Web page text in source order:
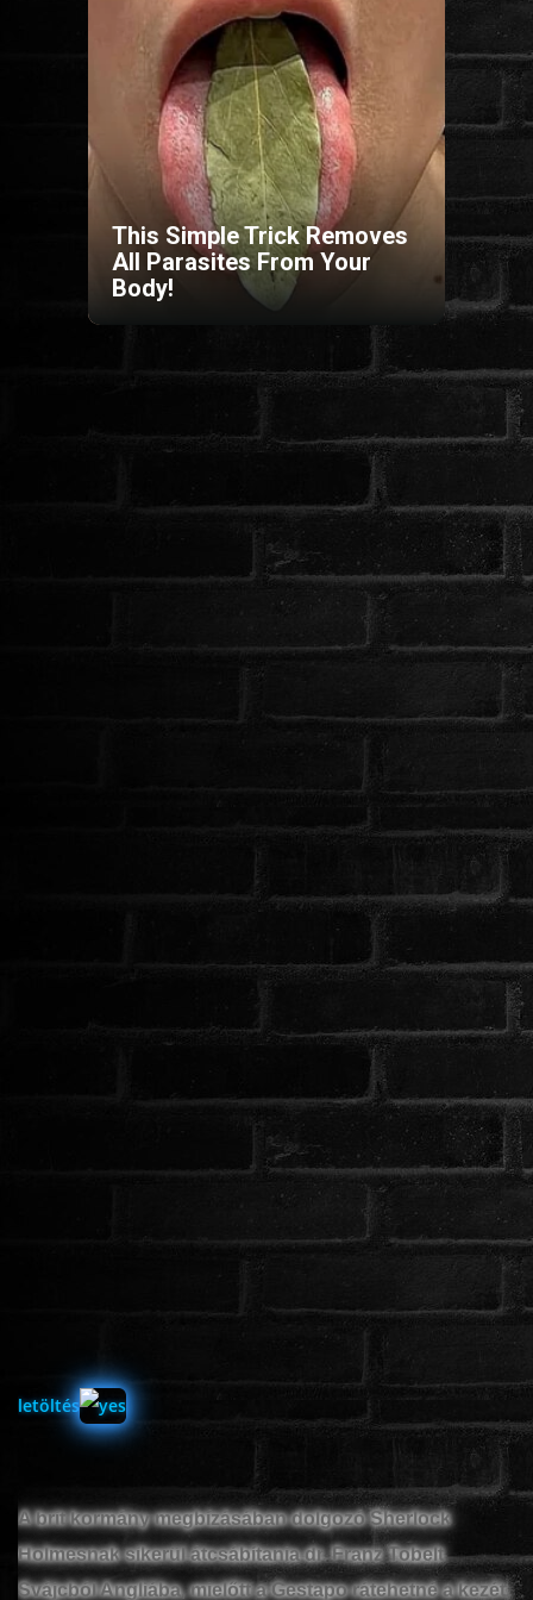
ANIMÁCIÓS
FANTASY
DOKUMENTUMFILMEK
ÉLŐ ADÁSOK (LIVE)
This Simple Trick Removes
All Parasites From Your
Body!
letöltés
A brit kormány megbízásában dolgozó Sherlock
Holmesnak sikerül átcsábítania dr. Franz Tobelt
Svájcból Angliába, mielőtt a Gestapo rátehetné a kezét.